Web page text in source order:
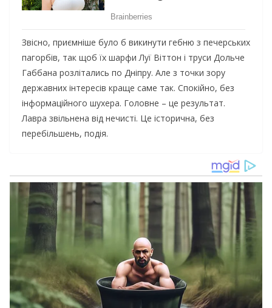
Звісно, приємніше було б викинути гебню з печерських
пагорбів, так щоб їх шарфи Луї Віттон і труси Дольче
Габбана розлітались по Дніпру. Але з точки зору
державних інтересів краще саме так. Спокійно, без
інформаційного шухера. Головне – це результат.
Лавра звільнена від нечисті. Це історична, без
перебільшень, подія.